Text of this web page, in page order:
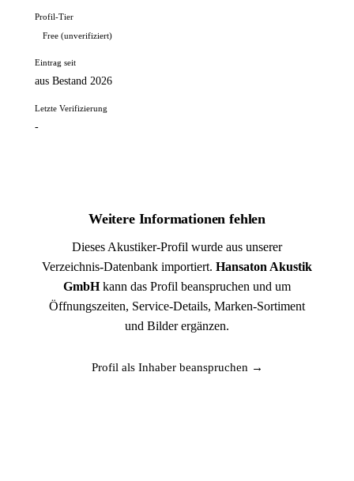
Profil-Tier
Free (unverifiziert)
Eintrag seit
aus Bestand 2026
Letzte Verifizierung
-
Weitere Informationen fehlen
Dieses Akustiker-Profil wurde aus unserer
Verzeichnis-Datenbank importiert. Hansaton Akustik
GmbHkann das Profil beanspruchen und um
Öffnungszeiten, Service-Details, Marken-Sortiment
und Bilder ergänzen.
Profil als Inhaber beanspruchen →